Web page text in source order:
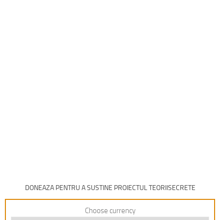
DONEAZA PENTRU A SUSTINE PROIECTUL TEORIISECRETE
Choose currency